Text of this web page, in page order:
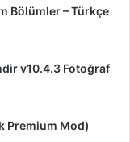
Bölümler – Türkçe
v10.4.3 Fotoğraf
Premium Mod)